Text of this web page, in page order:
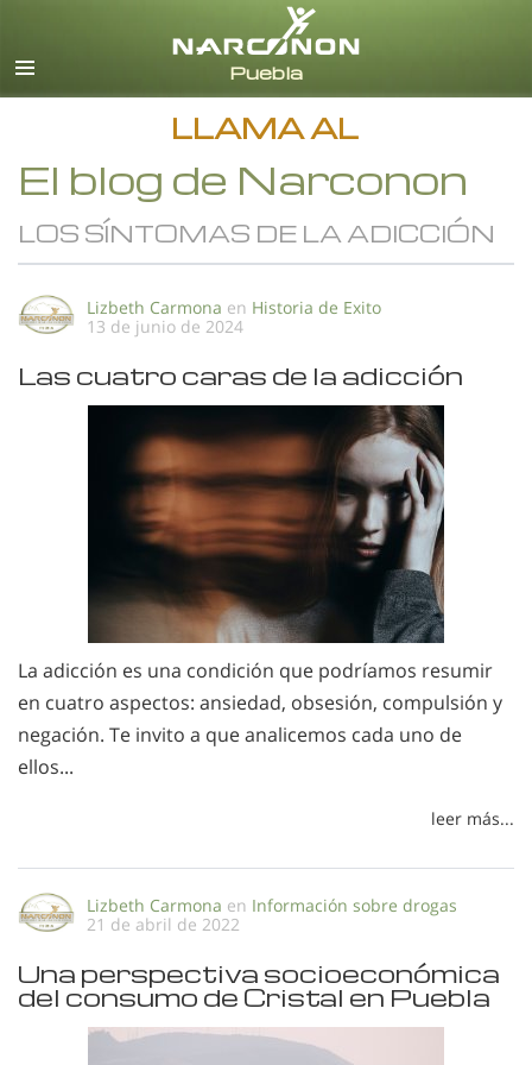
Español
Todas las Regiones/Idiomas
LLAMA AL
El blog de Narconon
LOS SÍNTOMAS DE LA ADICCIÓN
Lizbeth Carmona en Historia de Exito
13 de junio de 2024
Las cuatro caras de la adicción
La adicción es una condición que podríamos resumir
en cuatro aspectos: ansiedad, obsesión, compulsión y
negación. Te invito a que analicemos cada uno de
ellos...
leer más...
Lizbeth Carmona en Información sobre drogas
21 de abril de 2022
Una perspectiva socioeconómica
del consumo de Cristal en Puebla